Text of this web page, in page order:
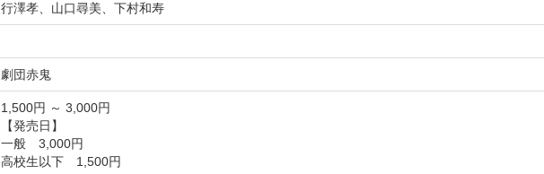
行澤孝、山口尋美、下村和寿
劇団赤鬼
1,500円 ～ 3,000円
【発売日】
一般 3,000円
高校生以下 1,500円